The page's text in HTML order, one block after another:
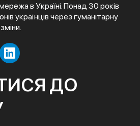
в Україні. Понад 30 років
українців через гуманітарну
ДО